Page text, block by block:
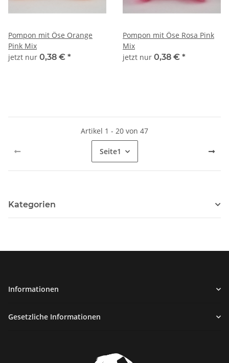
Pompon mit Öse Orange
Pink Mix
jetzt nur 0,38 € *
Pompon mit Öse Rosa Pink
Mix
jetzt nur 0,38 € *
Artikel 1 - 20 von 47
Seite1
Kategorien
Informationen
Gesetzliche Informationen